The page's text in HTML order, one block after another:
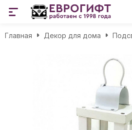
Главная Декор для дома